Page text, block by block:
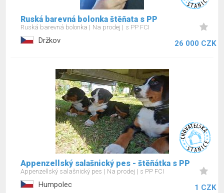
Ruská barevná bolonka štěňata s PP
Ruská barevná bolonka Na prodej s PP FCI
Držkov 26 000 CZK
Appenzellský salašnický pes - štěňátka s PP
Appenzellský salašnický pes Na prodej s PP FCI
Humpolec 1 CZK